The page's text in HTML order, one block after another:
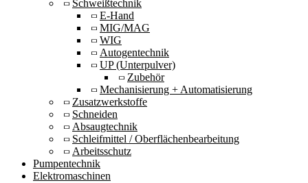
Schweißtechnik
E-Hand
MIG/MAG
WIG
Autogentechnik
UP (Unterpulver)
Zubehör
Mechanisierung + Automatisierung
Zusatzwerkstoffe
Schneiden
Absaugtechnik
Schleifmittel / Oberflächenbearbeitung
Arbeitsschutz
Pumpentechnik
Elektromaschinen